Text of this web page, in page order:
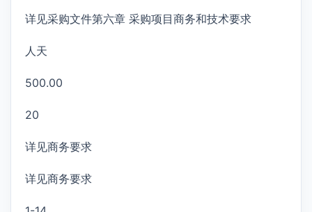
详见采购文件第六章 采购项目商务和技术要求
人天
500.00
20
详见商务要求
详见商务要求